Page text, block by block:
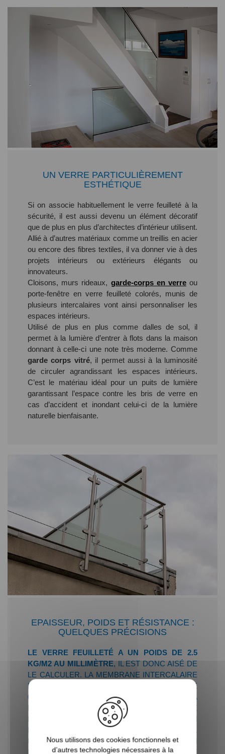
UN VERRE PARTICULIÈREMENT
ESTHÉTIQUE
Si on associe habituellement le verre feuilleté à la
sécurité, il est aussi devenu un élément décoratif
que de plus en plus d’architectes d’intérieur utilisent.
Allié à d’autres matériaux comme un treillis en acier
ou encore des fibres textiles, il va donner vie à des
projets intérieurs ou extérieurs élégants ou
innovateurs.
Cloisons, murs rideaux, garde-corps en verreou
porte-fenêtre en verre feuilleté colorés, munis de
plusieurs intercalaires vont ainsi personnaliser les
espaces intérieurs.
Utilisé de plus en plus comme dalles de sol, il
permet à la lumière d’entrer à flots dans la maison
donnant à celle-ci une note très moderne. Comme
garde corps vitré, il permet aussi à la luminosité
de circuler agrandissant les espaces intérieurs.
C’est le matériau idéal pour un puits de lumière
garantissant l’espace contre les bris de verre en
cas d’accident et inondant celui-ci de la lumière
naturelle bienfaisante.
EPAISSEUR, POIDS ET RÉSISTANCE :
QUELQUES PRÉCISIONS
LE VERRE FEUILLETÉ A UN POIDS DE 2.5
KG/M2 AU MILLIMÈTRE, IL EST DONC AISÉ DE
LE CALCULER. LA MEMBRANE INTERCALAIRE
EST GÉNÉRALEMENT, D’UNE ÉPAISSEUR DE
0.38 MM ET C’EST SON NOMBRE QUI VA
DÉTERMINER LA RÉSISTANCE DU VITRAGE
ET NON L’ÉPAISSEUR DU VERRE. SELON
L’USAGE, SON ÉPAISSEUR SERA CHOISIE.
UNE TOITURE DE VÉRANDA OÙ L’UTILISATION
DU
VERRE FEUILLETÉEST INDISPENSABLE
Nous utilisons des cookies fonctionnels et
d’autres technologies nécessaires à la